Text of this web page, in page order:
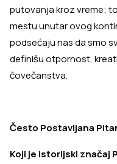
putovanja kroz vreme;
mestu unutar ovog
podsećaju nas da smo
definišu otpornost,
čovečanstva.
Često Postavljana
Koji je istorijski značaj